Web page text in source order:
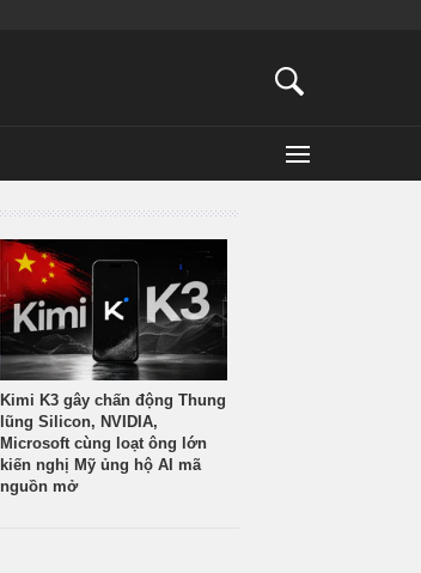
Kimi K3 gây chấn động Thung
lũng Silicon, NVIDIA,
Microsoft cùng loạt ông lớn
kiến nghị Mỹ ủng hộ AI mã
nguồn mở